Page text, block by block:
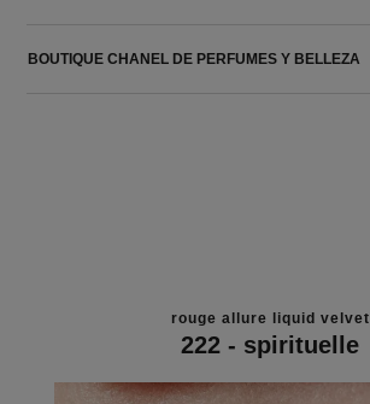
BOUTIQUE CHANEL DE PERFUMES Y BELLEZA
rouge allure liquid velvet
222 - spirituelle